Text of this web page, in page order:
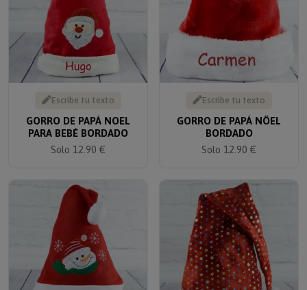
Escribe tu texto
GORRO DE PAPÁ NOEL
PARA BEBÉ BORDADO
Solo 12.90 €
Escribe tu texto
GORRO DE PAPÁ NÖEL
BORDADO
Solo 12.90 €